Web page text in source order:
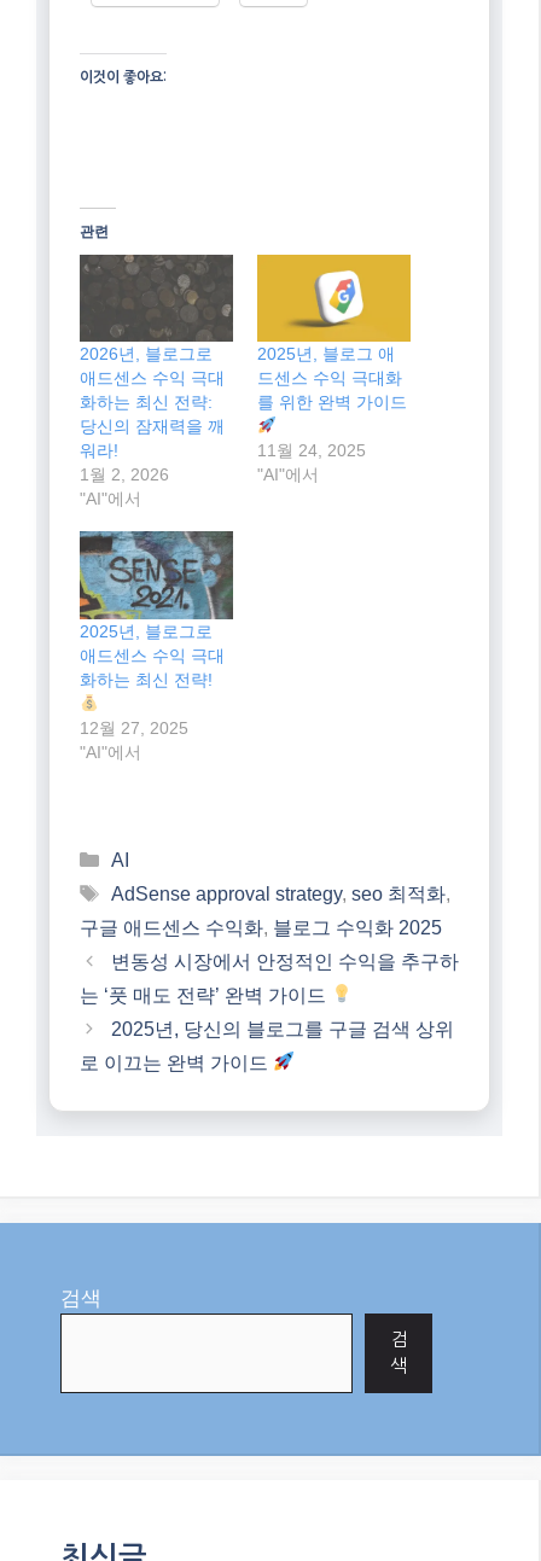
이것이 좋아요:
관련
2026년, 블로그로
애드센스 수익 극대
화하는 최신 전략:
당신의 잠재력을 깨
워라!
1월 2, 2026
"AI"에서
2025년, 블로그 애
드센스 수익 극대화
를 위한 완벽 가이드
11월 24, 2025
"AI"에서
2025년, 블로그로
애드센스 수익 극대
화하는 최신 전략!
12월 27, 2025
"AI"에서
Categories
AI
Tags
AdSense approval strategy, seo 최적화,
구글 애드센스 수익화, 블로그 수익화 2025
변동성 시장에서 안정적인 수익을 추구하
는 ‘풋 매도 전략’ 완벽 가이드
2025년, 당신의 블로그를 구글 검색 상위
로 이끄는 완벽 가이드
검색
검
색